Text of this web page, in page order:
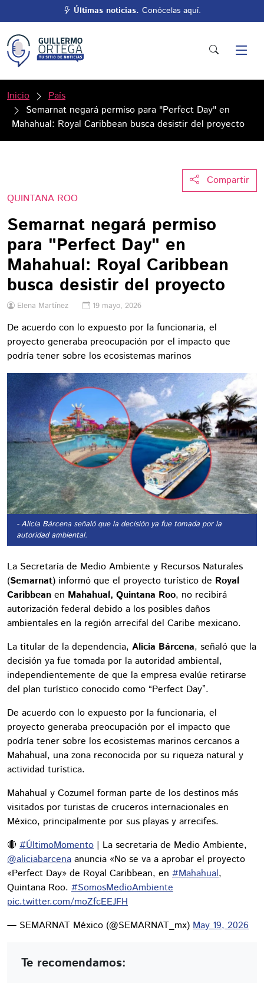
Últimas noticias. Conócelas aquí.
Inicio
País
Semarnat negará permiso para "Perfect Day" en
Mahahual: Royal Caribbean busca desistir del proyecto
Compartir
QUINTANA ROO
Semarnat negará permiso
para "Perfect Day" en
Mahahual: Royal Caribbean
busca desistir del proyecto
Elena Martínez 19 mayo, 2026
De acuerdo con lo expuesto por la funcionaria, el
proyecto generaba preocupación por el impacto que
podría tener sobre los ecosistemas marinos
- Alicia Bárcena señaló que la decisión ya fue tomada por la
autoridad ambiental.
La Secretaría de Medio Ambiente y Recursos Naturales
(Semarnat) informó que el proyecto turístico de Royal
Caribbean en Mahahual, Quintana Roo, no recibirá
autorización federal debido a los posibles daños
ambientales en la región arrecifal del Caribe mexicano.
La titular de la dependencia, Alicia Bárcena, señaló que la
decisión ya fue tomada por la autoridad ambiental,
independientemente de que la empresa evalúe retirarse
del plan turístico conocido como “Perfect Day”.
De acuerdo con lo expuesto por la funcionaria, el
proyecto generaba preocupación por el impacto que
podría tener sobre los ecosistemas marinos cercanos a
Mahahual, una zona reconocida por su riqueza natural y
actividad turística.
Mahahual y Cozumel forman parte de los destinos más
visitados por turistas de cruceros internacionales en
México, principalmente por sus playas y arrecifes.
🔴 #ÚltimoMomento | La secretaria de Medio Ambiente,
@aliciabarcena anuncia «No se va a aprobar el proyecto
«Perfect Day» de Royal Caribbean, en #Mahahual,
Quintana Roo. #SomosMedioAmbiente
pic.twitter.com/moZfcEEJFH
— SEMARNAT México (@SEMARNAT_mx) May 19, 2026
Te recomendamos: